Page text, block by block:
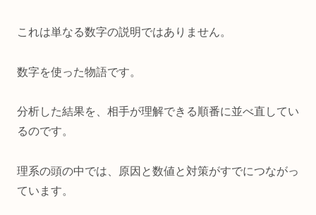
これは単なる数字の説明ではありません。
数字を使った物語です。
分析した結果を、相手が理解できる順番に並べ直してい
るのです。
理系の頭の中では、原因と数値と対策がすでにつながっ
ています。